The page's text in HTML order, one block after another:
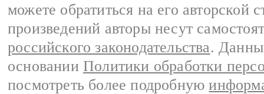
можете обратиться на его авторской
произведений авторы несут
российского законодательства.
основании Политики обработки
посмотреть более подробную